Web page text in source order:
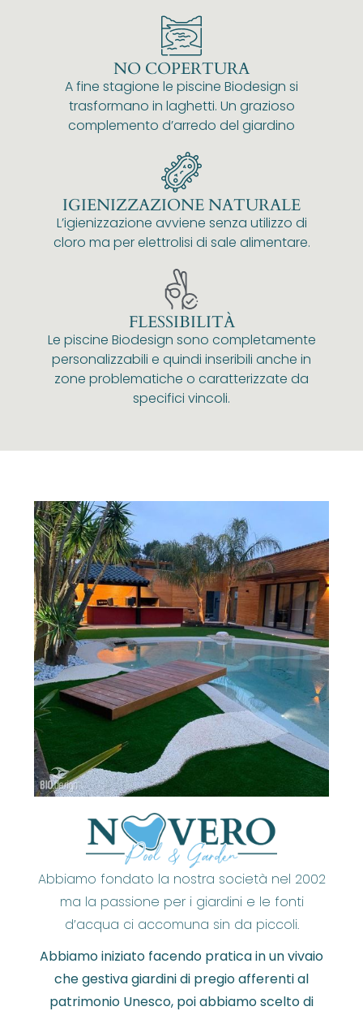
NO COPERTURA
A fine stagione le piscine Biodesign si
trasformano in laghetti. Un grazioso
complemento d’arredo del giardino
IGIENIZZAZIONE NATURALE
L’igienizzazione avviene senza utilizzo di
cloro ma per elettrolisi di sale alimentare.
FLESSIBILITÀ
Le piscine Biodesign sono completamente
personalizzabili e quindi inseribili anche in
zone problematiche o caratterizzate da
specifici vincoli.
Abbiamo fondato la nostra società nel 2002
ma la passione per i giardini e le fonti
d’acqua ci accomuna sin da piccoli.
Abbiamo iniziato facendo pratica in un vivaio
che gestiva giardini di pregio afferenti al
patrimonio Unesco, poi abbiamo scelto di